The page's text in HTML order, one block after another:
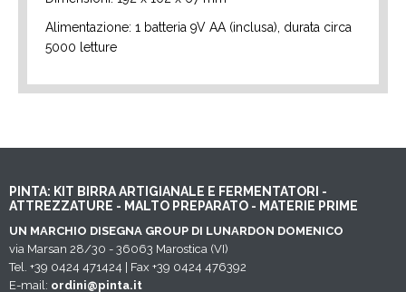
Alimentazione: 1 batteria 9V AA (inclusa), durata circa
5000 letture
PINTA: KIT BIRRA ARTIGIANALE E FERMENTATORI -
ATTREZZATURE - MALTO PREPARATO - MATERIE PRIME
UN MARCHIO DISEGNA GROUP DI LUNARDON DOMENICO
via Marsan 28/30 - 36063 Marostica (VI)
Tel. +39 0424 471424 | Fax +39 0424 476392
E-mail: ordini@pinta.it